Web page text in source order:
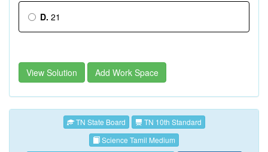
D. 21
View Solution Add Work Space
TN State Board
TN 10th Standard
Science Tamil Medium